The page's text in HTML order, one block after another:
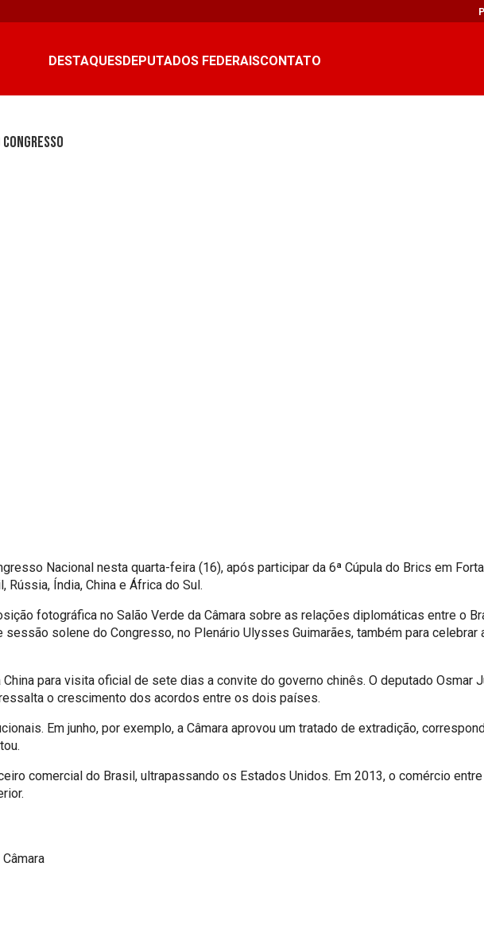
DESTAQUESDEPUTADOS FEDERAISCONTATO
Nacional nesta quarta-feira (16), após participar da 6ª Cúpula do Brics em
Índia, China e África do Sul.
fotográfica no Salão Verde da Câmara sobre as relações diplomáticas entre o
solene do Congresso, no Plenário Ulysses Guimarães, também para
para visita oficial de sete dias a convite do governo chinês. O deputado Osmar
o crescimento dos acordos entre os dois países.
Em junho, por exemplo, a Câmara aprovou um tratado de extradição,
comercial do Brasil, ultrapassando os Estados Unidos. Em 2013, o comércio